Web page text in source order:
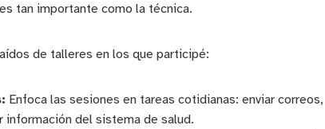
tan importante como la técnica.
de talleres en los que participé:
Enfoca las sesiones en tareas cotidianas: enviar correos,
información del sistema de salud.